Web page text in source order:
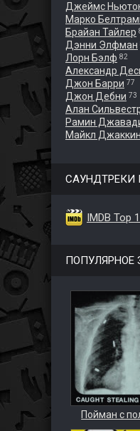
Джеймс
Марко
Брайан Тайлер
Дэнни Элфман
Лорн Бэлф 82
Александр
Джон Барри 77
Джон Дебни 73
Алан
Рамин
Майкл
САУНДТРЕКИ
IMDB Top
Пойман с